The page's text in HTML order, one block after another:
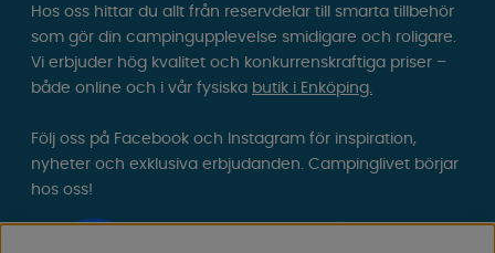
Hos oss hittar du allt från reservdelar till smarta tillbehör
som gör din campingupplevelse smidigare och roligare.
Vi erbjuder hög kvalitet och konkurrenskraftiga priser –
både online och i vår fysiska butik i Enköping.
Följ oss på Facebook och Instagram för inspiration,
nyheter och exklusiva erbjudanden. Campinglivet börjar
hos oss!